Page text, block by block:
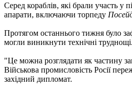
Серед кораблів, які брали участь у
апарати, включаючи торпеду
Протягом останнього тижня було
могли виникнути технічні труднощі.
"Це можна розглядати як частину
Військова промисловість Росії
західний дипломат.